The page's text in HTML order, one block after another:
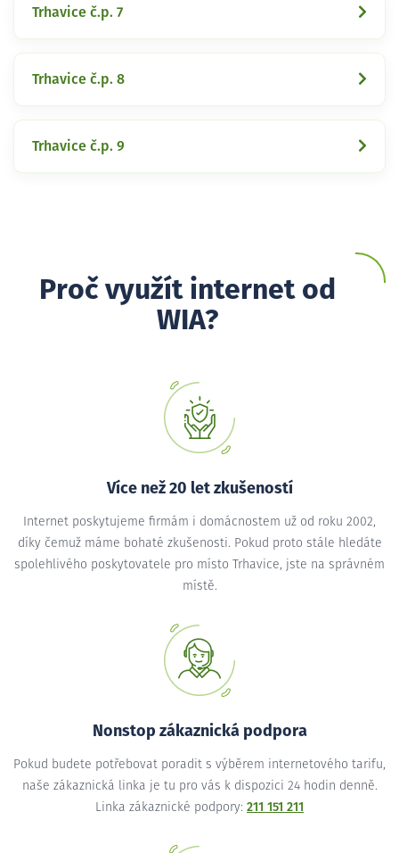
Trhavice č.p. 7
Trhavice č.p. 8
Trhavice č.p. 9
Proč využít internet od
WIA?
Více než 20 let zkušeností
Internet poskytujeme firmám i domácnostem už od roku 2002,
díky čemuž máme bohaté zkušenosti. Pokud proto stále hledáte
spolehlivého poskytovatele pro místo Trhavice, jste na správném
místě.
Nonstop zákaznická podpora
Pokud budete potřebovat poradit s výběrem internetového tarifu,
naše zákaznická linka je tu pro vás k dispozici 24 hodin denně.
Linka zákaznické podpory: 211 151 211